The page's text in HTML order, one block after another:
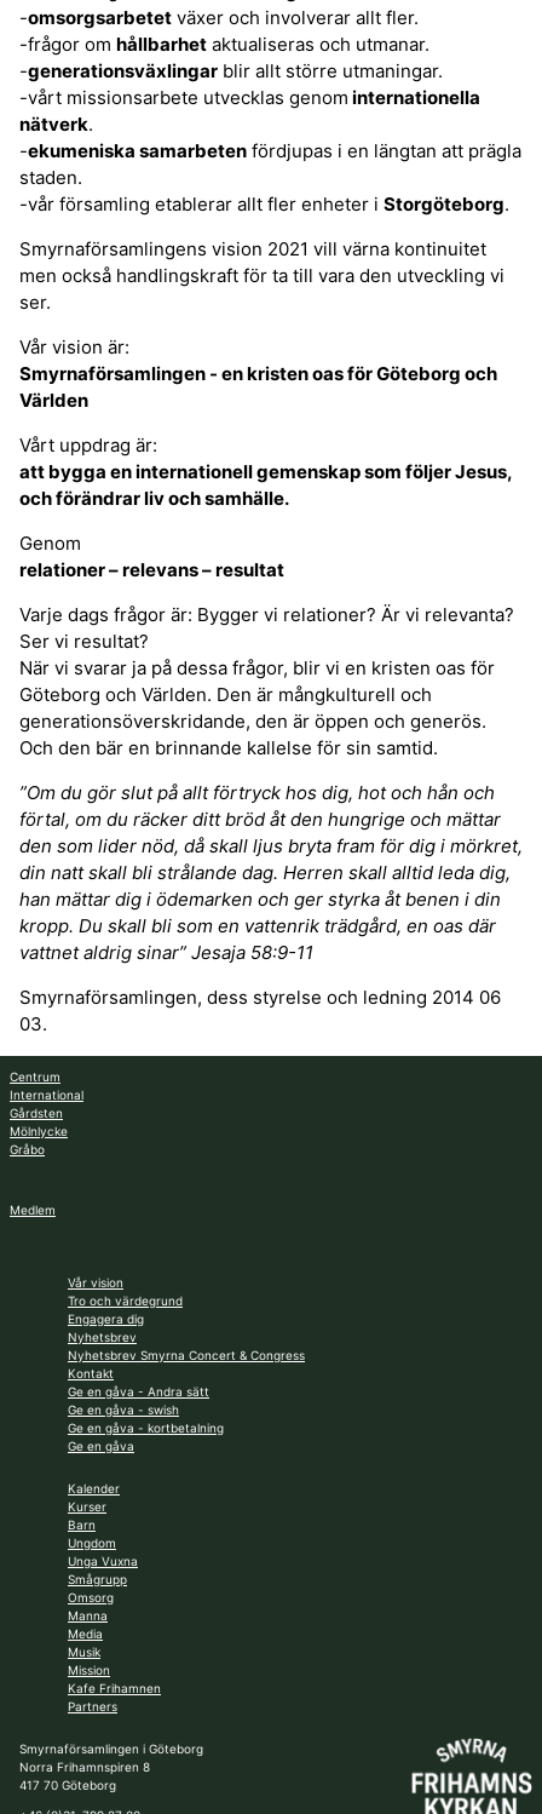
-omsorgsarbetet växer och involverar allt fler.
-frågor om hållbarhet aktualiseras och utmanar.
-generationsväxlingar blir allt större utmaningar.
-vårt missionsarbete utvecklas genom internationella
nätverk.
-ekumeniska samarbeten fördjupas i en längtan att prägla
staden.
-vår församling etablerar allt fler enheter i Storgöteborg.
Smyrnaförsamlingens vision 2021 vill värna kontinuitet
men också handlingskraft för ta till vara den utveckling vi
ser.
Vår vision är:
Smyrnaförsamlingen - en kristen oas för Göteborg och
Världen
Vårt uppdrag är:
att bygga en internationell gemenskap som följer Jesus,
och förändrar liv och samhälle.
Genom
relationer – relevans – resultat
Varje dags frågor är: Bygger vi relationer? Är vi relevanta?
Ser vi resultat?
När vi svarar ja på dessa frågor, blir vi en kristen oas för
Göteborg och Världen. Den är mångkulturell och
generationsöverskridande, den är öppen och generös.
Och den bär en brinnande kallelse för sin samtid.
”Om du gör slut på allt förtryck hos dig, hot och hån och
förtal, om du räcker ditt bröd åt den hungrige och mättar
den som lider nöd, då skall ljus bryta fram för dig i mörkret,
din natt skall bli strålande dag. Herren skall alltid leda dig,
han mättar dig i ödemarken och ger styrka åt benen i din
kropp. Du skall bli som en vattenrik trädgård, en oas där
vattnet aldrig sinar” Jesaja 58:9-11
Smyrnaförsamlingen, dess styrelse och ledning 2014 06
03.
Centrum
International
Gårdsten
Mölnlycke
Gråbo
Medlem
Vår vision
Tro och värdegrund
Engagera dig
Nyhetsbrev
Nyhetsbrev Smyrna Concert & Congress
Kontakt
Ge en gåva - Andra sätt
Ge en gåva - swish
Ge en gåva - kortbetalning
Ge en gåva
Kalender
Kurser
Barn
Ungdom
Unga Vuxna
Smågrupp
Omsorg
Manna
Media
Musik
Mission
Kafe Frihamnen
Partners
Smyrnaförsamlingen i Göteborg
Norra Frihamnspiren 8
417 70 Göteborg